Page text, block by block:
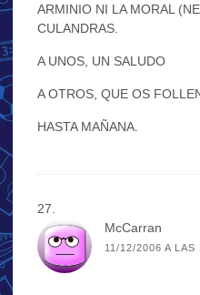
ARMINIO NI LA MORAL
CULANDRAS.
A UNOS, UN SALUDO
A OTROS, QUE OS
HASTA MAÑANA.
McCarran
11/12/2006 A LAS